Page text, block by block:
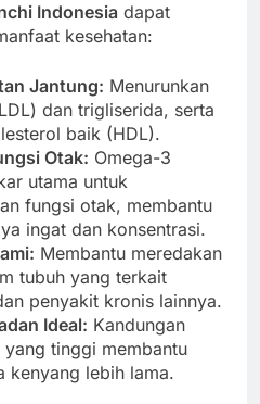
Indonesia dapat
kesehatan:
Jantung: Menurunkan
dan trigliserida, serta
baik (HDL).
Otak: Omega-3
utama untuk
fungsi otak, membantu
ingat dan konsentrasi.
Membantu meredakan
tubuh yang terkait
penyakit kronis lainnya.
Ideal: Kandungan
tinggi membantu
kenyang lebih lama.